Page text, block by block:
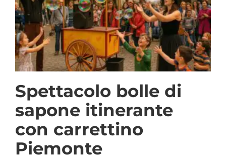
Spettacolo bolle di
sapone itinerante
con carrettino
Piemonte